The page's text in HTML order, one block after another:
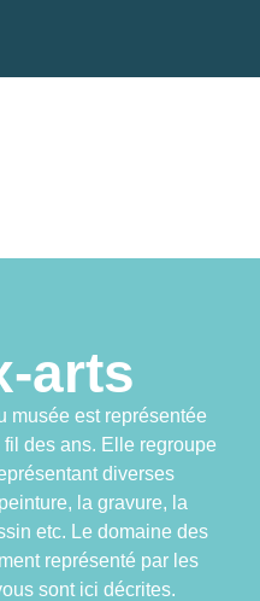
arts
musée est représentée
des ans. Elle regroupe
diverses
la gravure, la
etc. Le domaine des
représenté par les
sont ici décrites.